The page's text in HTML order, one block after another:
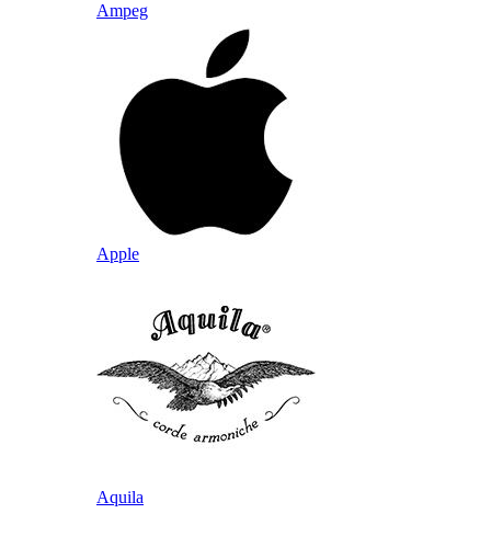
Ampeg
Apple
Aquila